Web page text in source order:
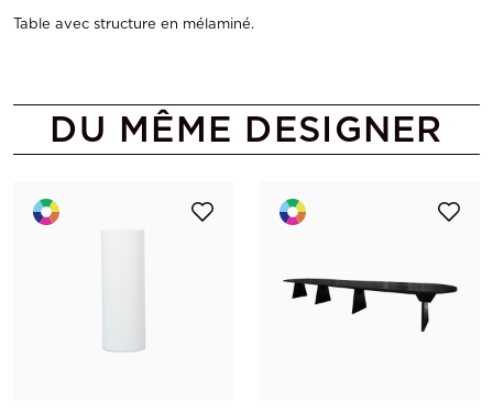
Table avec structure en mélaminé.
DU MÊME DESIGNER